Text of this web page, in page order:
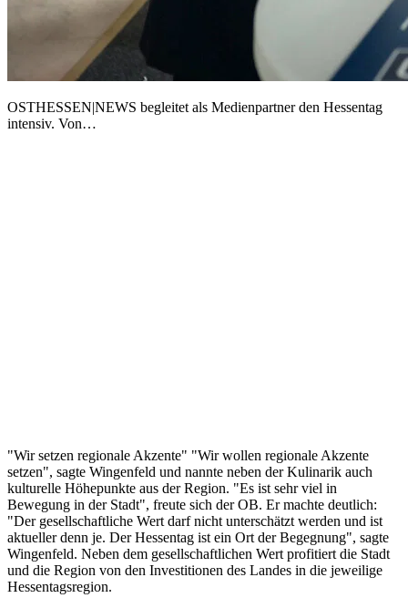
OSTHESSEN|NEWS begleitet als Medienpartner den Hessentag
intensiv. Von…
"Wir setzen regionale Akzente" "Wir wollen regionale Akzente
setzen", sagte Wingenfeld und nannte neben der Kulinarik auch
kulturelle Höhepunkte aus der Region. "Es ist sehr viel in
Bewegung in der Stadt", freute sich der OB. Er machte deutlich:
"Der gesellschaftliche Wert darf nicht unterschätzt werden und ist
aktueller denn je. Der Hessentag ist ein Ort der Begegnung", sagte
Wingenfeld. Neben dem gesellschaftlichen Wert profitiert die Stadt
und die Region von den Investitionen des Landes in die jeweilige
Hessentagsregion.